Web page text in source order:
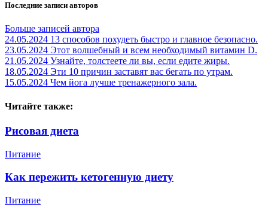
Последние записи авторов
Больше записей автора
24.05.2024 13 способов похудеть быстро и главное безопасно.
23.05.2024 Этот волшебный и всем необходимый витамин D.
21.05.2024 Узнайте, толстеете ли вы, если едите жиры.
18.05.2024 Эти 10 причин заставят вас бегать по утрам.
15.05.2024 Чем йога лучше тренажерного зала.
Читайте также:
Рисовая диета
Питание
Как пережить кетогенную диету
Питание